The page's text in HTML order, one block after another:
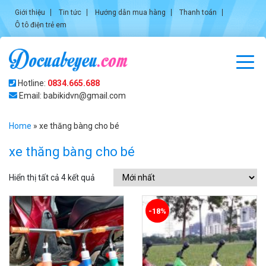
Giới thiệu Tin tức Hướng dẫn mua hàng
Thanh toán
Ô tô điện trẻ em
Hotline: 0834.665.688
Email: babikidvn@gmail.com
Home » xe thăng bàng cho bé
xe thăng bàng cho bé
Hiển thị tất cả 4 kết quả
-18%